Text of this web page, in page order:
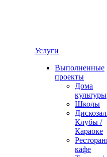
Услуги
Выполненные
проекты
Дома
культуры
Школы
Клубы /
Караоке
кафе